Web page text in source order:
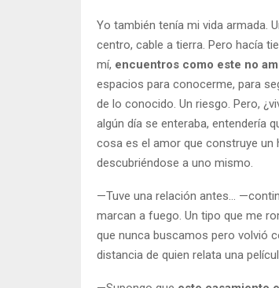
Yo también tenía mi vida armada.
centro, cable a tierra. Pero hacía
mí, encuentros como este no
espacios para conocerme, para
de lo conocido. Un riesgo. Pero,
algún día se enteraba, entendería
cosa es el amor que construye un
descubriéndose a uno mismo.
—Tuve una relación antes…
marcan a fuego. Un tipo que me
que nunca buscamos pero volvió
distancia de quien relata una